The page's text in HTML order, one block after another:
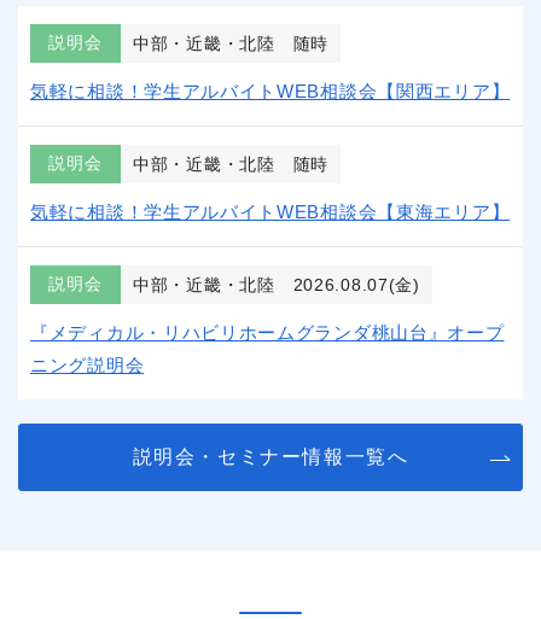
説明会 中部・近畿・北陸 随時
気軽に相談！学生アルバイトWEB相談会【関西エリア】
説明会 中部・近畿・北陸 随時
気軽に相談！学生アルバイトWEB相談会【東海エリア】
説明会 中部・近畿・北陸 2026.08.07(金)
『メディカル・リハビリホームグランダ桃山台』オープ
ニング説明会
説明会・セミナー情報一覧へ